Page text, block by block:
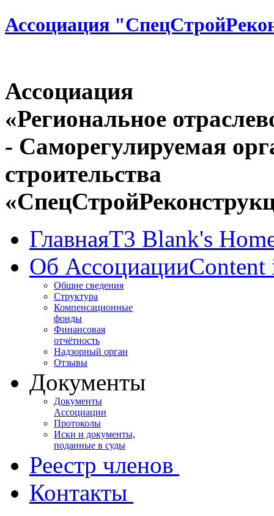
Ассоциация
Ассоциация
«Региональное
- Саморегулируемая
строительства
ГлавнаяT3 Blank's
Об Ассоциации
Общие сведения
Структура
Компенсационные
фонды
Финансовая
отчётность
Надзорный орган
Отзывы
Документы
Документы
Ассоциации
Протоколы
Иски и документы,
поданные в суды
Реестр членов
Контакты